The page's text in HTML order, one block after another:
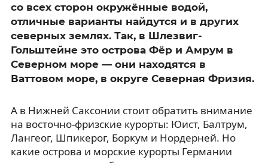
со всех сторон окружённые водой,
отличные варианты найдутся и в других
северных землях. Так, в Шлезвиг-
Гольштейне это острова Фёр и Амрум в
Северном море — они находятся в
Ваттовом море, в округе Северная Фризия.
А в Нижней Саксонии стоит обратить внимание
на восточно-фризские курорты: Юист, Балтрум,
Лангеог, Шпикерог, Боркум и Нордерней. Но
какие острова и морские курорты Германии